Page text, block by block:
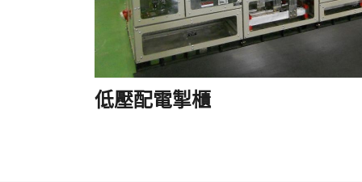
低壓配電掣櫃